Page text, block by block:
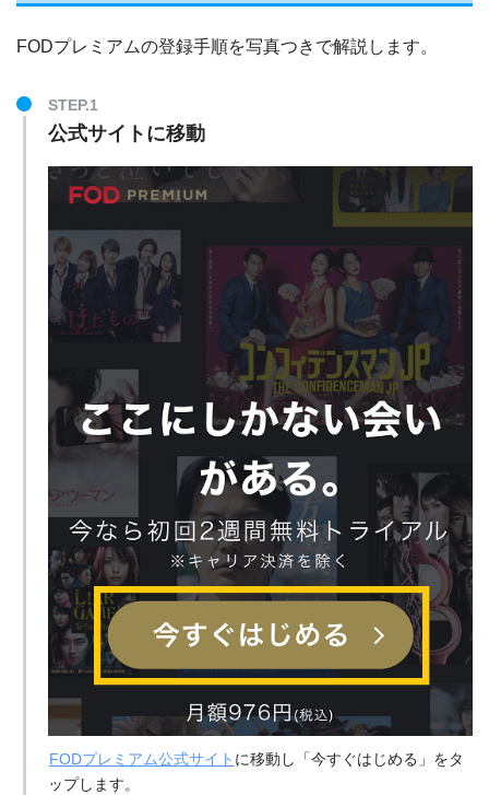
FODプレミアムの登録手順を写真つきで解説します。
STEP.1
公式サイトに移動
FODプレミアム公式サイト に移動し「今すぐはじめる」をタ
ップします。